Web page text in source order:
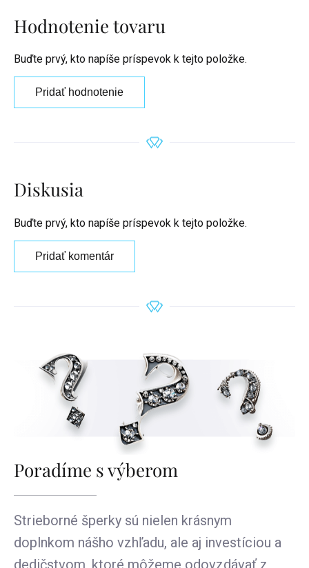
Hodnotenie tovaru
Buďte prvý, kto napíše príspevok k tejto položke.
Pridať hodnotenie
Diskusia
Buďte prvý, kto napíše príspevok k tejto položke.
Pridať komentár
Poradíme s výberom
Strieborné šperky sú nielen krásnym
doplnkom nášho vzhľadu, ale aj investíciou a